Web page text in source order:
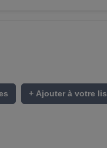
+ Ajouter à votre